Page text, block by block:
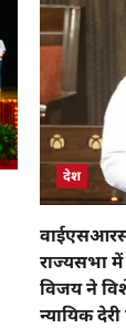
देश
राज्यसभा में
विजय ने
न्यायिक